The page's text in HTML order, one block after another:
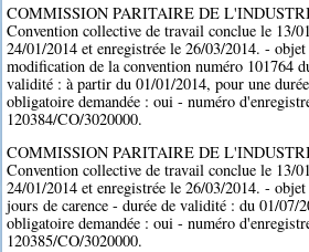
COMMISSION PARITAIRE DE
Convention collective de travail conclue le 13/
24/01/2014 et enregistrée le 26/03/2014. -
modification de la convention numéro 101764
validité : à partir du 01/01/2014, pour une
obligatoire demandée : oui - numéro
120384/CO/3020000.
COMMISSION PARITAIRE DE
Convention collective de travail conclue le 13/
24/01/2014 et enregistrée le 26/03/2014. -
jours de carence - durée de validité : du 01/07/
obligatoire demandée : oui - numéro
120385/CO/3020000.